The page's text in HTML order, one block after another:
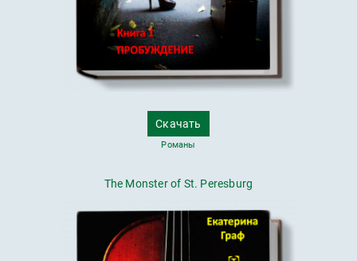
Скачать
Романы
The Monster of St. Peresburg